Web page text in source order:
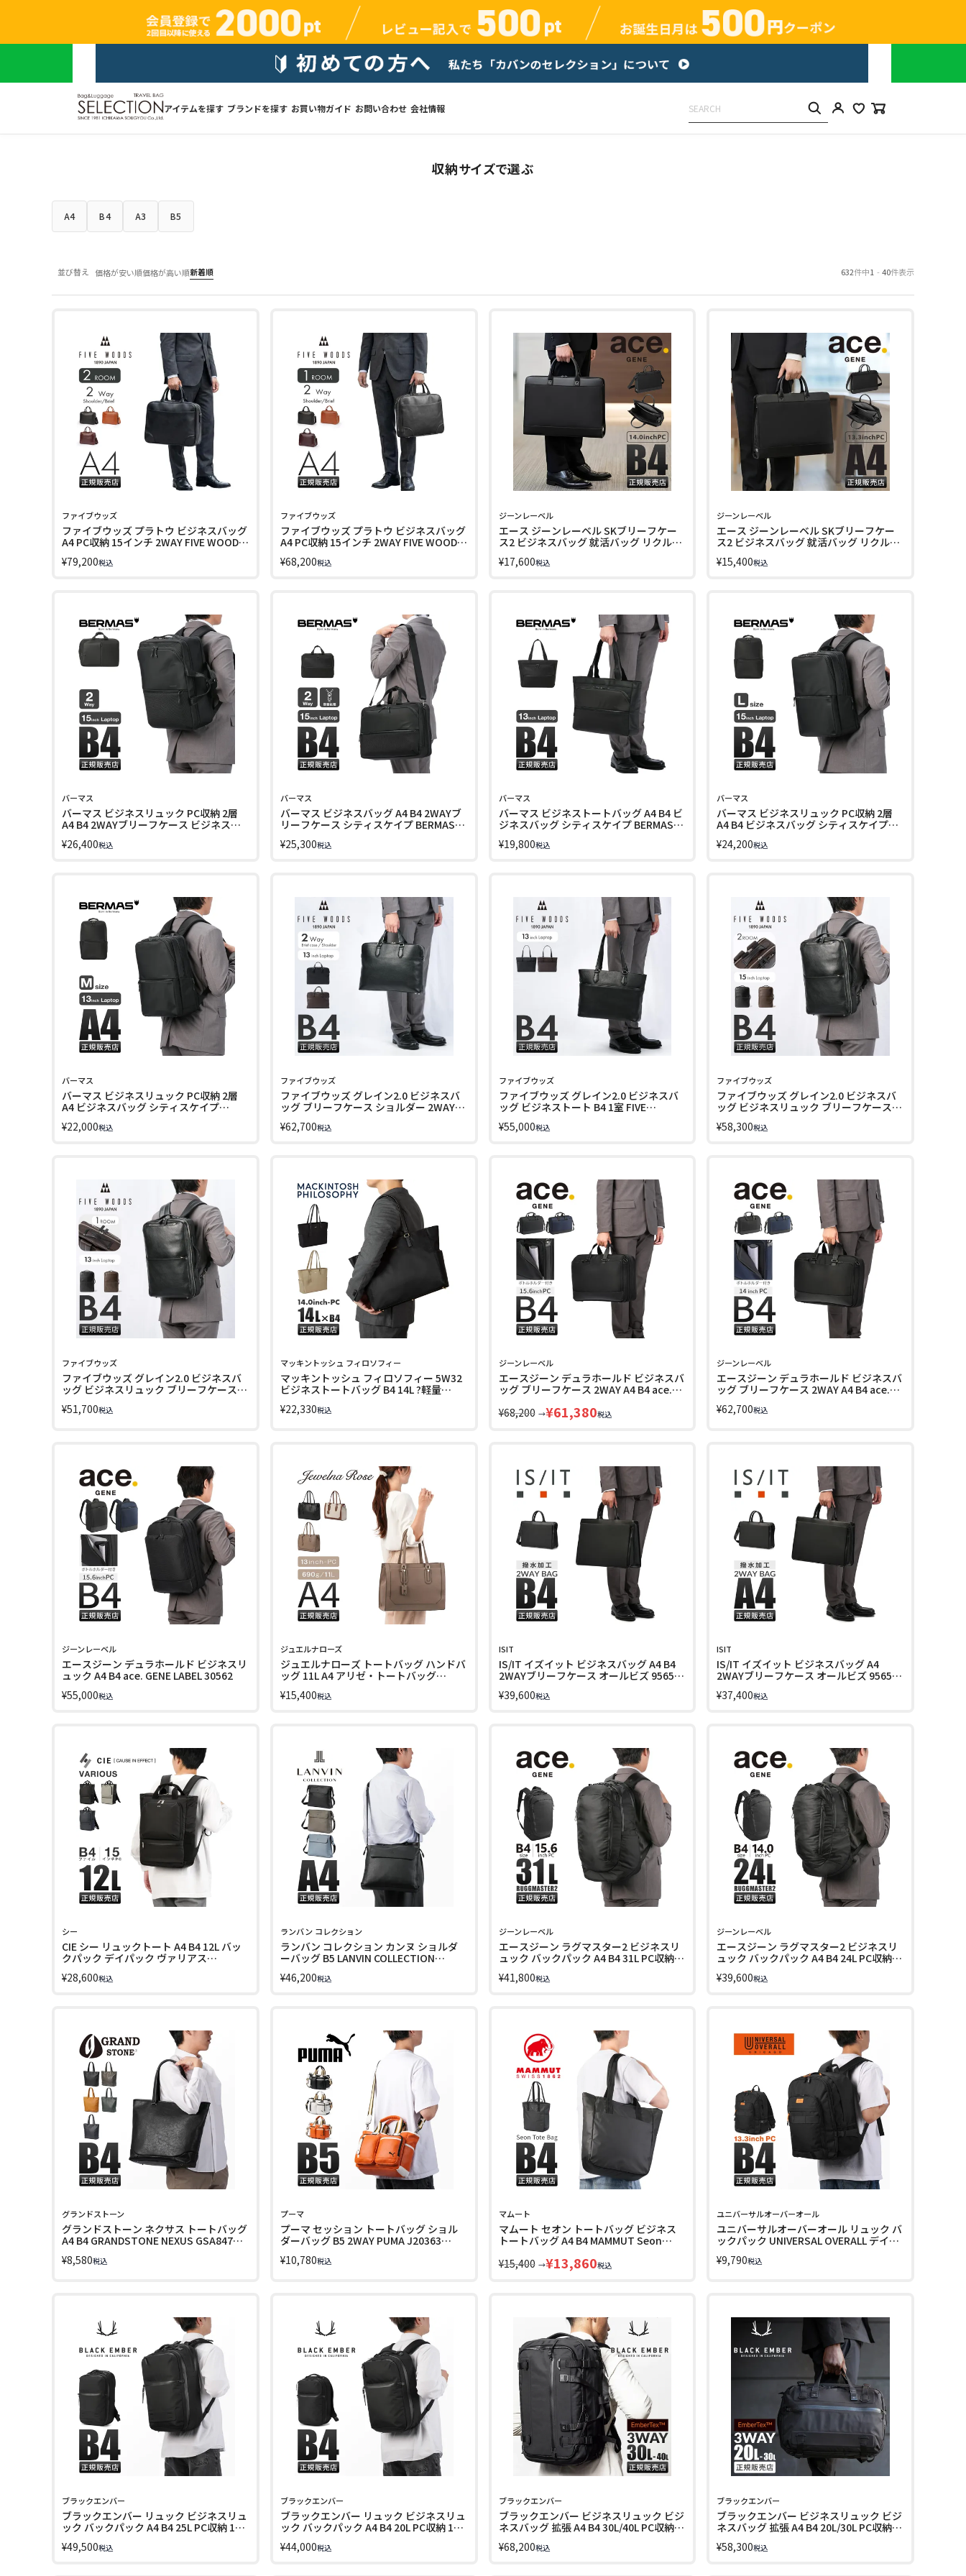
アイテムを探す ブランドを探す お買い物ガイド お問い合わせ 会社情報
収納サイズで選ぶ
A4 B4 A3 B5
並び替え 価格が安い順価格が高い順新着順 632件中1 - 40件表示
ファイブウッズ
ファイブウッズ プラトウ ビジネスバッグ
A4 PC収納 15インチ 2WAY FIVE WOODS
¥79,200税込
ファイブウッズ
ファイブウッズ プラトウ ビジネスバッグ
A4 PC収納 15インチ 2WAY FIVE WOODS
¥68,200税込
ジーンレーベル
エース ジーンレーベル SKブリーフケー
ス2 ビジネスバッグ 就活バッグ リクルー
ace. GENE LABEL 19092
¥17,600税込
ジーンレーベル
エース ジーンレーベル SKブリーフケー
ス2 ビジネスバッグ 就活バッグ リクルー
ace. GENE LABEL 19091
¥15,400税込
バーマス
バーマス ビジネスリュック PC収納 2層
A4 B4 2WAYブリーフケース ビジネスバ
CITYSCAPE 60694 LINECPN
¥26,400税込
バーマス
バーマス ビジネスバッグ A4 B4 2WAYブ
リーフケース シティスケイプ BERMAS
¥25,300税込
バーマス
バーマス ビジネストートバッグ A4 B4 ビ
ジネスバッグ シティスケイプ BERMAS
¥19,800税込
バーマス
バーマス ビジネスリュック PC収納 2層
A4 B4 ビジネスバッグ シティスケイプ
¥24,200税込
バーマス
バーマス ビジネスリュック PC収納 2層
A4 ビジネスバッグ シティスケイプ
¥22,000税込
ファイブウッズ
ファイブウッズ グレイン2.0 ビジネスバ
ッグ ブリーフケース ショルダー 2WAY
LINECPN
¥62,700税込
ファイブウッズ
ファイブウッズ グレイン2.0 ビジネスバ
ッグ ビジネストート B4 1室 FIVE
¥55,000税込
ファイブウッズ
ファイブウッズ グレイン2.0 ビジネスバ
ッグ ビジネスリュック ブリーフケース
39602 LINECPN
¥58,300税込
ファイブウッズ
ファイブウッズ グレイン2.0 ビジネスバ
ッグ ビジネスリュック ブリーフケース
39601 LINECPN
¥51,700税込
マッキントッシュ フィロソフィー
マッキントッシュ フィロソフィー 5W32
ビジネストートバッグ B4 14L ?軽量
¥22,330税込
ジーンレーベル
エースジーン デュラホールド ビジネスバ
ッグ ブリーフケース 2WAY A4 B4 ace.
¥68,200 →¥61,380税込
ジーンレーベル
エースジーン デュラホールド ビジネスバ
ッグ ブリーフケース 2WAY A4 B4 ace.
¥62,700税込
ジーンレーベル
エースジーン デュラホールド ビジネスリ
ュック A4 B4 ace. GENE LABEL 30562
¥55,000税込
ジュエルナローズ
ジュエルナローズ トートバッグ ハンドバ
ッグ 11L A4 アリゼ・トートバッグ
¥15,400税込
ISIT
IS/IT イズイット ビジネスバッグ A4 B4
2WAYブリーフケース オールビズ 956522
¥39,600税込
ISIT
IS/IT イズイット ビジネスバッグ A4
2WAYブリーフケース オールビズ 956521
¥37,400税込
シー
CIE シー リュックトート A4 B4 12L バッ
クパック デイパック ヴァリアス
¥28,600税込
ランバン コレクション
ランバン コレクション カンヌ ショルダ
ーバッグ B5 LANVIN COLLECTION
¥46,200税込
ジーンレーベル
エースジーン ラグマスター2 ビジネスリ
ュック バックパック A4 B4 31L PC収納
RUGGMASUER2 17763
¥41,800税込
ジーンレーベル
エースジーン ラグマスター2 ビジネスリ
ュック バックパック A4 B4 24L PC収納
RUGGMASUER2 17762
¥39,600税込
グランドストーン
グランドストーン ネクサス トートバッグ
A4 B4 GRANDSTONE NEXUS GSA847
¥8,580税込
プーマ
プーマ セッション トートバッグ ショル
ダーバッグ B5 2WAY PUMA J20363
¥10,780税込
マムート
マムート セオン トートバッグ ビジネス
トートバッグ A4 B4 MAMMUT Seon
¥15,400 →¥13,860税込
ユニバーサルオーバーオール
ユニバーサルオーバーオール リュック バ
ックパック UNIVERSAL OVERALL デイパ
¥9,790税込
ブラックエンバー
ブラックエンバー リュック ビジネスリュ
ック バックパック A4 B4 25L PC収納 16
¥49,500税込
ブラックエンバー
ブラックエンバー リュック ビジネスリュ
ック バックパック A4 B4 20L PC収納 13
¥44,000税込
ブラックエンバー
ブラックエンバー ビジネスリュック ビジ
ネスバッグ 拡張 A4 B4 30L/40L PC収納
¥68,200税込
ブラックエンバー
ブラックエンバー ビジネスリュック ビジ
ネスバッグ 拡張 A4 B4 20L/30L PC収納
¥58,300税込